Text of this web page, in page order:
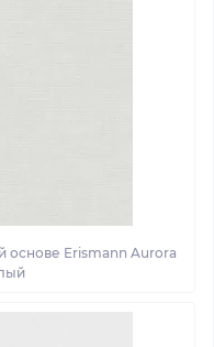
Erismann Aurora